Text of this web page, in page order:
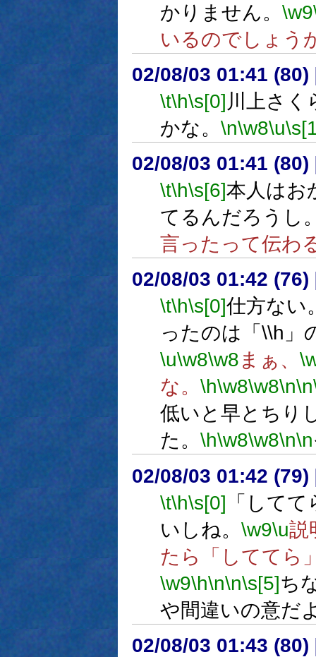
かりません。 \w9
いるのでしょ
02/08/03 01:41 (80)
\t\h\s[0] 川上さく
かな。 \n\w8\u
02/08/03 01:41 (80)
\t\h\s[6]本人はお
てるんだろうし
言ったって伝わ
02/08/03 01:42 (76)
\t\h\s[0]仕方ない
ったのは「\\h」
\u\w8\w8まぁ、
な。 \h\w8\w8\n\n
低いと早とちり
た。 \h\w8\w8\n\n
02/08/03 01:42 (79)
\t\h\s[0] 「して
いしね。 \w9\u説
たら「しててら
\w9\h\n\n\s[5]ち
や間違いの意だ
02/08/03 01:43 (80)